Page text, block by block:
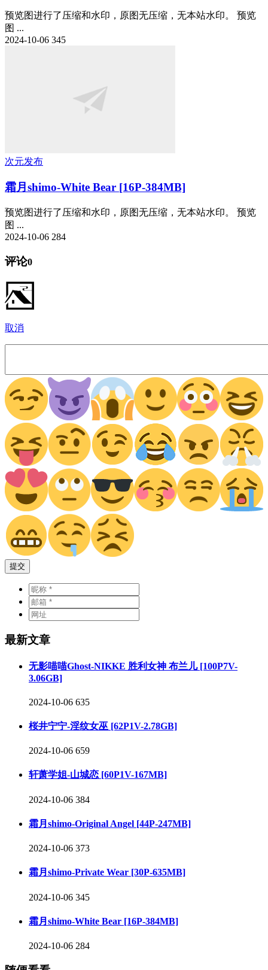
预览图进行了压缩和水印，原图无压缩，无本站水印。 预览
图 ...
2024-10-06 345
次元发布
霜月shimo-White Bear [16P-384MB]
预览图进行了压缩和水印，原图无压缩，无本站水印。 预览
图 ...
2024-10-06 284
评论0
取消
提交
最新文章
无影喵喵Ghost-NIKKE 胜利女神 布兰儿 [100P7V-
3.06GB]
2024-10-06 635
桜井宁宁-淫纹女巫 [62P1V-2.78GB]
2024-10-06 659
轩萧学姐-山城恋 [60P1V-167MB]
2024-10-06 384
霜月shimo-Original Angel [44P-247MB]
2024-10-06 373
霜月shimo-Private Wear [30P-635MB]
2024-10-06 345
霜月shimo-White Bear [16P-384MB]
2024-10-06 284